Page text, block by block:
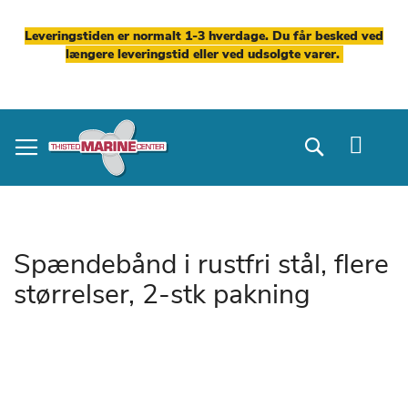
Leveringstiden er normalt 1-3 hverdage. Du får besked ved
længere leveringstid eller ved udsolgte varer.
to
Content
Search
Spændebånd i rustfri stål, flere
størrelser, 2-stk pakning